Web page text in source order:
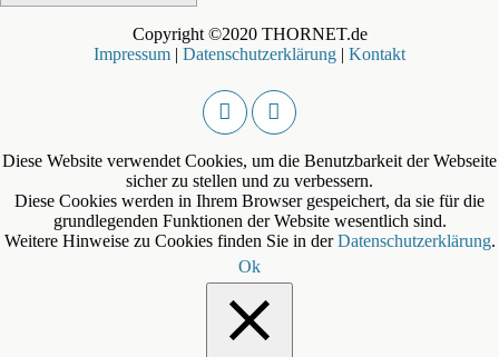
Copyright ©2020 THORNET.de
Impressum | Datenschutzerklärung | Kontakt
Diese Website verwendet Cookies, um die Benutzbarkeit der Webseite
sicher zu stellen und zu verbessern.
Diese Cookies werden in Ihrem Browser gespeichert, da sie für die
grundlegenden Funktionen der Website wesentlich sind.
Weitere Hinweise zu Cookies finden Sie in derDatenschutzerklärung.
Ok